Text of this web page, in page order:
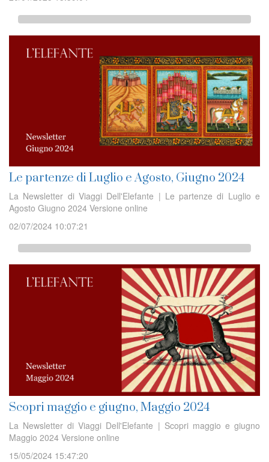
Le partenze di Luglio e Agosto, Giugno 2024
La Newsletter di Viaggi Dell'Elefante | Le partenze di Luglio e
Agosto Giugno 2024 Versione online
02/07/2024 10:07:21
Scopri maggio e giugno, Maggio 2024
La Newsletter di Viaggi Dell'Elefante | Scopri maggio e giugno
Maggio 2024 Versione online
15/05/2024 15:47:20